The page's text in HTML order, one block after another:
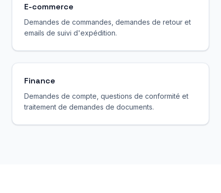
E-commerce
Demandes de commandes, demandes de retour et
emails de suivi d'expédition.
Finance
Demandes de compte, questions de conformité et
traitement de demandes de documents.